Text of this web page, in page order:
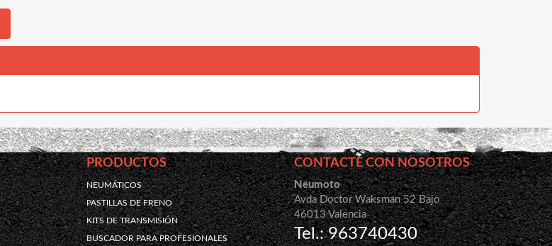
PRODUCTOS
NEUMÁTICOS
PASTILLAS DE FRENO
KITS DE TRANSMISIÓN
BUSCADOR PARA PROFESIONALES
CONTACTE CON NOSOTROS
Neumoto
Avda Doctor Waksman 52 Bajo
46013 Valencia
Tel.: 963740430